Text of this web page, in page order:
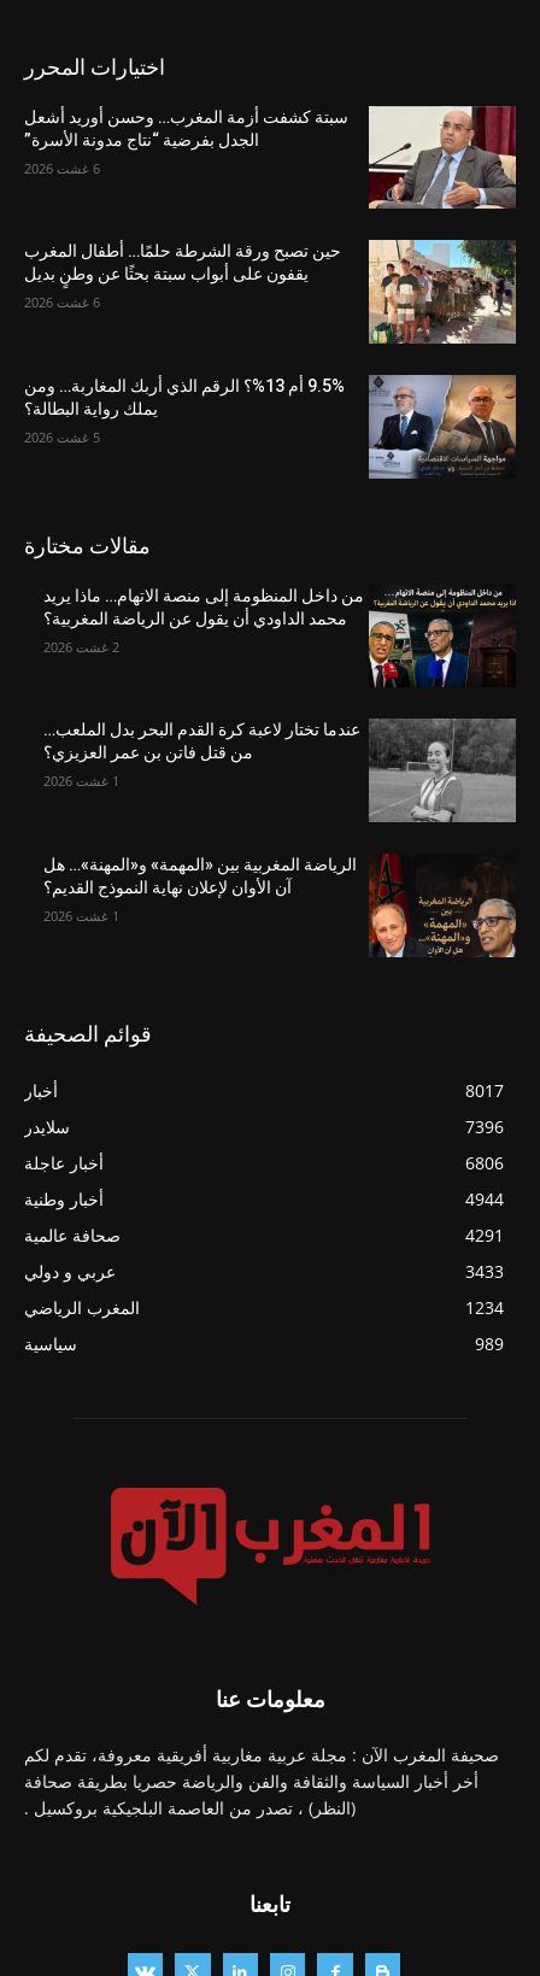
اختيارات المحرر
سبتة كشفت أزمة المغرب… وحسن أوريد أشعل
الجدل بفرضية “نتاج مدونة الأسرة”
6 غشت 2026
حين تصبح ورقة الشرطة حلمًا… أطفال المغرب
يقفون على أبواب سبتة بحثًا عن وطنٍ بديل
6 غشت 2026
9.5% أم 13%؟ الرقم الذي أربك المغاربة… ومن
يملك رواية البطالة؟
5 غشت 2026
مقالات مختارة
من داخل المنظومة إلى منصة الاتهام… ماذا يريد
محمد الداودي أن يقول عن الرياضة المغربية؟
2 غشت 2026
عندما تختار لاعبة كرة القدم البحر بدل الملعب…
من قتل فاتن بن عمر العزيزي؟
1 غشت 2026
الرياضة المغربية بين «المهمة» و«المهنة»… هل
آن الأوان لإعلان نهاية النموذج القديم؟
1 غشت 2026
قوائم الصحيفة
أخبار
8017
سلايدر
7396
أخبار عاجلة
6806
أخبار وطنية
4944
صحافة عالمية
4291
عربي و دولي
3433
المغرب الرياضي
1234
سياسية
989
معلومات عنا
صحيفة المغرب الآن : مجلة عربية مغاربية أفريقية معروفة، تقدم لكم
أخر أخبار السياسة والثقافة والفن والرياضة حصريا بطريقة صحافة
(النظر) ، تصدر من العاصمة البلجيكية بروكسيل .
تابعنا